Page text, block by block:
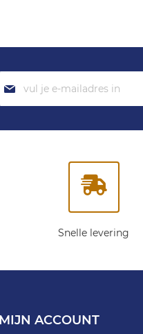
je
Snelle levering
MIJN ACCOUNT